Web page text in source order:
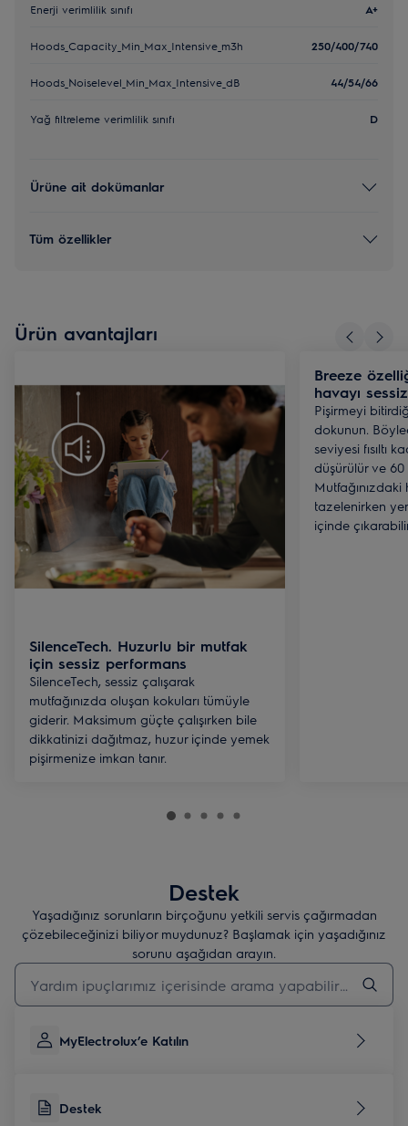
Enerji verimlilik sınıfı A+
Hoods_Capacity_Min_Max_Intensive_m3h 250/400/740
Hoods_Noiselevel_Min_Max_Intensive_dB 44/54/66
Yağ filtreleme verimlilik sınıfı D
Ürüne ait dokümanlar
Tüm özellikler
Ürün avantajları
SilenceTech. Huzurlu bir mutfak
için sessiz performans
SilenceTech, sessiz çalışarak
mutfağınızda oluşan kokuları tümüyle
giderir. Maksimum güçte çalışırken bile
dikkatinizi dağıtmaz, huzur içinde yemek
pişirmenize imkan tanır.
Breeze
havayı
Pişirmeyi
dokunun.
seviyesi fısıltı
düşürülür ve 60
tazelenirken
içinde
Destek
Yaşadığınız sorunların birçoğunu yetkili servis çağırmadan
çözebileceğinizi biliyor muydunuz? Başlamak için yaşadığınız
sorunu aşağıdan arayın.
Destek makalelerini aramak için yazın
MyElectrolux’e Katılın
Destek